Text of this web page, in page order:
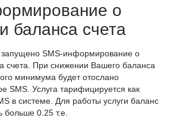
о
баланса счета
SMS-информирование о
счета. При снижении Вашего баланса
минимума будет отослано
SMS. Услуга тарифицируется как
в системе. Для работы услуги баланс
больше 0.25 т.е.